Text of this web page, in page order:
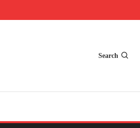
Search